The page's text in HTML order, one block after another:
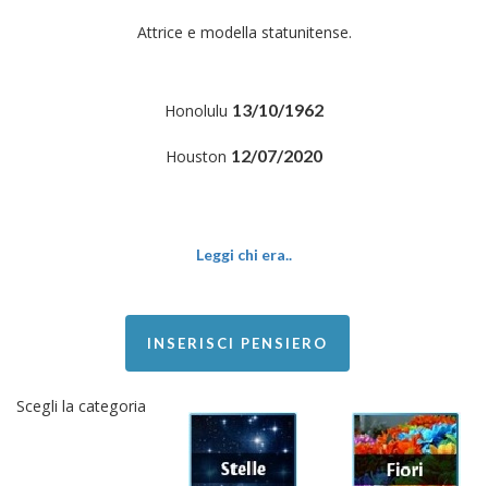
Attrice e modella statunitense.
Honolulu 13/10/1962
Houston 12/07/2020
Leggi chi era..
INSERISCI PENSIERO
Scegli la categoria